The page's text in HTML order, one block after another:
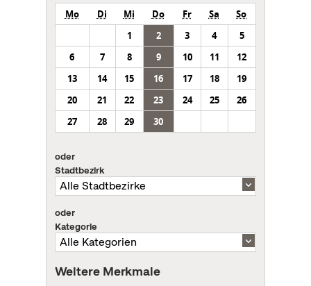
Mo Di Mi Do Fr Sa
So
1
2 3 4
5
6
7 8 9 10 11
12
13
14 15 16 17 18
19
20
21 22 23 24 25
26
27
28 29 30
oder
Stadtbezirk
oder
Kategorie
Weitere Merkmale